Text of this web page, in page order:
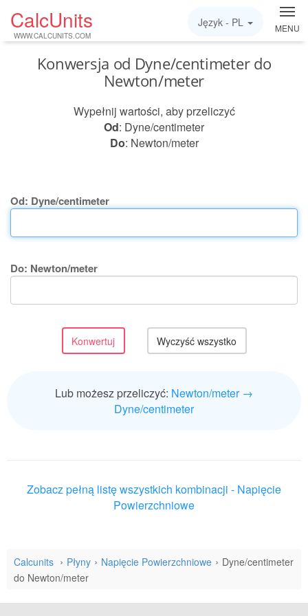
CalcUnits
WWW.CALCUNITS.COM
MENU
Język - PL
Konwersja od Dyne/centimeter do
Newton/meter
Wypełnij wartości, aby przeliczyć
Od: Dyne/centimeter
Do: Newton/meter
Od: Dyne/centimeter
Do: Newton/meter
Lub możesz przeliczyć: Newton/meter →
Dyne/centimeter
Zobacz pełną listę wszystkich kombinacji - Napięcie
Powierzchniowe
Calcunits Płyny Napięcie Powierzchniowe
Dyne/centimeter
do Newton/meter